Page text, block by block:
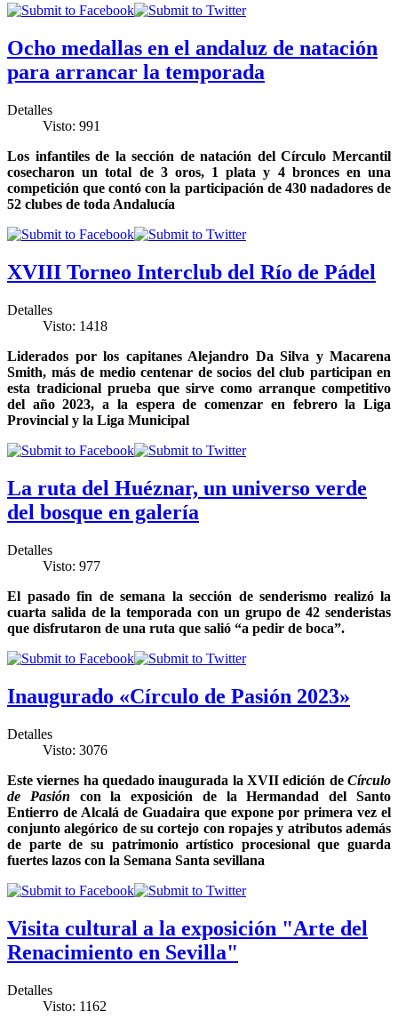
Ocho medallas en el andaluz de natación
para arrancar la temporada
Detalles
Visto: 991
Los infantiles de la sección de natación del Círculo Mercantil
cosecharon un total de 3 oros, 1 plata y 4 bronces en una
competición que contó con la participación de 430 nadadores de
52 clubes de toda Andalucía
XVIII Torneo Interclub del Río de Pádel
Detalles
Visto: 1418
Liderados por los capitanes Alejandro Da Silva y Macarena
Smith, más de medio centenar de socios del club participan en
esta tradicional prueba que sirve como arranque competitivo
del año 2023, a la espera de comenzar en febrero la Liga
Provincial y la Liga Municipal
La ruta del Huéznar, un universo verde
del bosque en galería
Detalles
Visto: 977
El pasado fin de semana la sección de senderismo realizó la
cuarta salida de la temporada con un grupo de 42 senderistas
que disfrutaron de una ruta que salió “a pedir de boca”.
Inaugurado «Círculo de Pasión 2023»
Detalles
Visto: 3076
Este viernes ha quedado inaugurada la XVII edición de Círculo
de Pasión con la exposición de la Hermandad del Santo
Entierro de Alcalá de Guadaira que expone por primera vez el
conjunto alegórico de su cortejo con ropajes y atributos además
de parte de su patrimonio artístico procesional que guarda
fuertes lazos con la Semana Santa sevillana
Visita cultural a la exposición "Arte del
Renacimiento en Sevilla"
Detalles
Visto: 1162